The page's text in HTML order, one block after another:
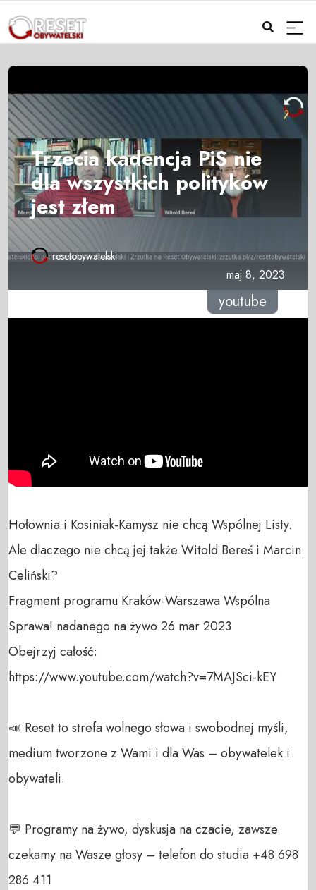
Trzecia kadencja PiS nie
dla wszystkich polityków
jest złem
resetobywatelski
maj 8, 2023
youtube
Hołownia i Kosiniak-Kamysz nie chcą Wspólnej Listy.
Ale dlaczego nie chcą jej także Witold Bereś i Marcin
Celiński?
Fragment programu Kraków-Warszawa Wspólna
Sprawa! nadanego na żywo 26 mar 2023
Obejrzyj całość:
https://www.youtube.com/watch?v=7MAJSci-kEY
📣 Reset to strefa wolnego słowa i swobodnej myśli,
medium tworzone z Wami i dla Was – obywatelek i
obywateli.
💬 Programy na żywo, dyskusja na czacie, zawsze
czekamy na Wasze głosy – telefon do studia +48 698
286 411